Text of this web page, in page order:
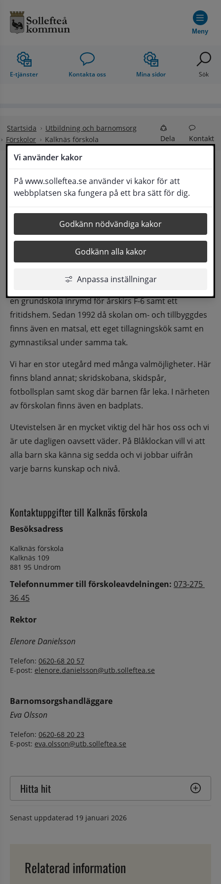
Vi använder kakor
På www.solleftea.se använder vi kakor för att
webbplatsen ska fungera på ett bra sätt för dig.
Godkänn nödvändiga kakor
Godkänn alla kakor
Anpassa inställningar
Meny
E-tjänster Kontakta oss Mina sidor Sök
Startsida
Utbildning och barnomsorg
Förskolor
Kalknäs förskola Dela Kontakt
Välkommen till
Blåklockans förskola i Kalknäs!
Förskolan Blåklockan är integrerad i Kalknäs
skola, cirka 3 mil sydost om Sollefteå i
naturskön och lantlig miljö.
Blåklockans förskola omfattar en avdelning med cirka
20 barn i åldrarna 1-5 år. I samma byggnad finns även
en grundskola inrymd för årskirs F-6 samt ett
fritidshem. Sedan 1992 då skolan om- och tillbyggdes
finns även en matsal, ett eget tillagningskök samt en
gymnastiksal under samma tak.
Vi har en stor utegård med många valmöjligheter. Här
finns bland annat; skridskobana, skidspår,
fotbollsplan samt skog där barnen får leka. I närheten
av förskolan finns även en badplats.
Utevistelsen är en mycket viktig del här hos oss och vi
är ute dagligen oavsett väder. På Blåklockan vill vi att
alla barn ska känna sig sedda och vi jobbar uifrån
varje barns kunskap och nivå.
Kontaktuppgifter till Kalknäs förskola
Besöksadress
Kalknäs förskola
Kalknäs 109
881 95 Undrom
Telefonnummer till förskoleavdelningen: 073-275
36 45
Rektor
Elenore Danielsson
Telefon: 0620-68 20 57
E-post: elenore.danielsson@utb.solleftea.se
Barnomsorgshandläggare
Eva Olsson
Telefon: 0620-68 20 23
E-post: eva.olsson@utb.solleftea.se
Hitta hit
Senast uppdaterad 19 januari 2026
Relaterad information